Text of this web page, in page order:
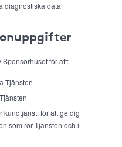
diagnostiska data
för att:
Tjänsten
kundtjänst, för att ge dig
som rör Tjänsten och i